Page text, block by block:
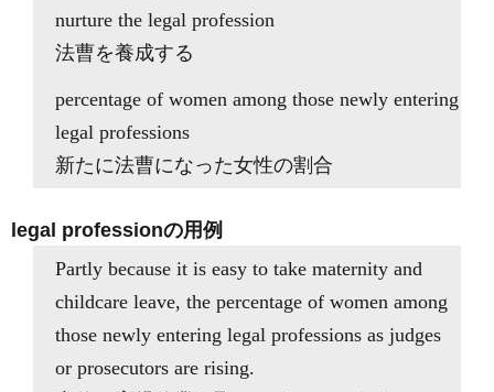
nurture the legal profession
法曹を養成する
percentage of women among those newly entering
legal professions
新たに法曹になった女性の割合
legal professionの用例
Partly because it is easy to take maternity and
childcare leave, the percentage of women among
those newly entering legal professions as judges
or prosecutors are rising.